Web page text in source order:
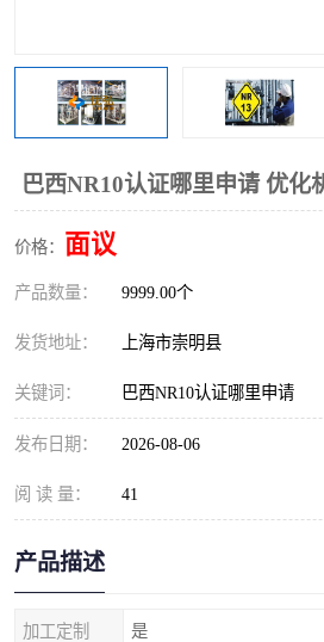
巴西NR10认证哪里申请 优化
价格： 面议
产品数量： 9999.00个
发货地址： 上海市崇明县
关键词： 巴西NR10认证哪里申请
发布日期： 2026-08-06
阅 读 量： 41
产品描述
加工定制 是